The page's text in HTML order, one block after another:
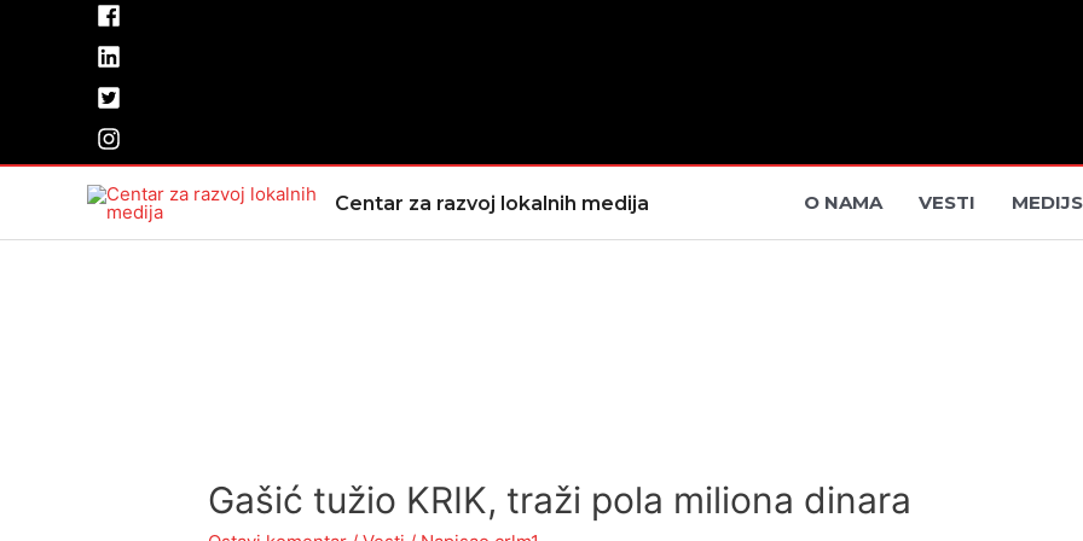
Centar za razvoj lokalnih medija O NAMA VESTI
Gašić tužio KRIK, traži pola miliona dinara